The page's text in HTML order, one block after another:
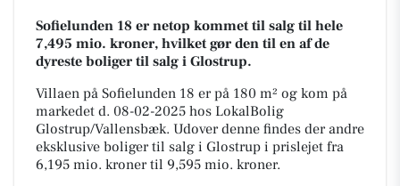
Sofielunden 18 er netop kommet til salg til hele
7,495 mio. kroner, hvilket gør den til en af de
dyreste boliger til salg i Glostrup.
Villaen på Sofielunden 18 er på 180 m² og kom på
markedet d. 08-02-2025 hos LokalBolig
Glostrup/Vallensbæk. Udover denne findes der andre
eksklusive boliger til salg i Glostrup i prislejet fra
6,195 mio. kroner til 9,595 mio. kroner.